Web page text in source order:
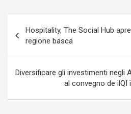
articoli
Hospitality, The Social Hub
regione basca
Diversificare gli investimenti negli
al convegno de ilQI